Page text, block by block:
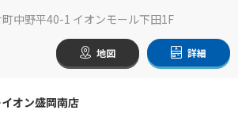
中野平40-1 イオンモール下田1F
地図 詳細
オン盛岡南店